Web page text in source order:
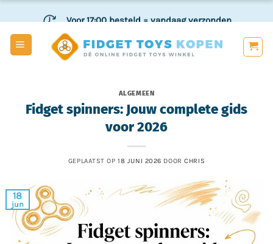
naar
inhoud
Veiligen achteraf betalen
ALGEMEEN
Fidget spinners: Jouw complete gids
voor 2026
GEPLAATST OP18 JUNI 2026 DOORCHRIS
18
jun